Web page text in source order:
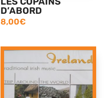
D’ABORD
8,00€